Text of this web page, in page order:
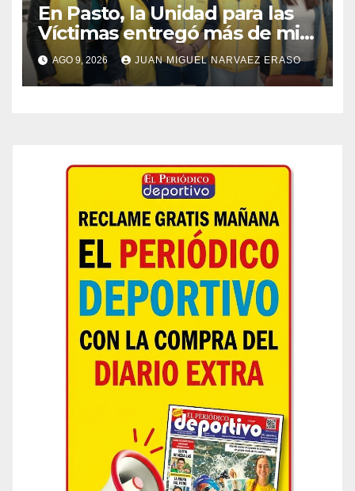
En Pasto, la Unidad para las
Víctimas entregó más de mil
millones de pesos a través de
113 cartas de indemnización.
AGO 9, 2026 JUAN MIGUEL NARVAEZ ERASO